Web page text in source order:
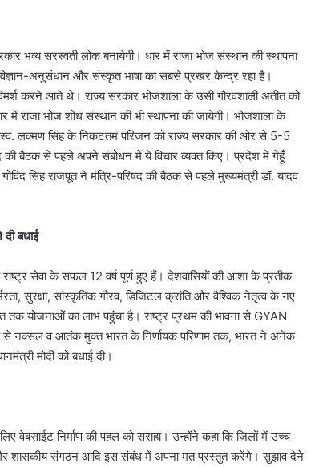
भव्य सरस्वती लोक बनायेगी। धार में राजा भोज संस्थान की स्थापना
विज्ञान-अनुसंधान और संस्कृत भाषा का सबसे प्रखर केन्द्र रहा है।
करने आते थे। राज्य सरकार भोजशाला के उसी गौरवशाली अतीत को
में राजा भोज शोध संस्थान की भी स्थापना की जायेगी। भोजशाला के
स्व. लक्मण सिंह के निकटतम परिजन को राज्य सरकार की ओर से 5-5
की बैठक से पहले अपने संबोधन में ये विचार व्यक्त किए। प्रदेश में गेंहूँ
सिंह राजपूत ने मंत्रि-परिषद की बैठक से पहले मुख्यमंत्री डॉ. यादव
बधाई
सेवा के सफल 12 वर्ष पूर्ण हुए हैं। देशवासियों की आशा के प्रतीक
सुरक्षा, सांस्कृतिक गौरव, डिजिटल क्रांति और वैश्विक नेतृत्व के नए
तक योजनाओं का लाभ पहुंचा है। राष्ट्र प्रथम की भावना से GYAN
से नक्सल व आतंक मुक्त भारत के निर्णायक परिणाम तक, भारत ने अनेक
मोदी को बधाई दी।
वेबसाईट निर्माण की पहल को सराहा। उन्होंने कहा कि जिलों में उच्च
गैर शासकीय संगठन आदि इस संबंध में अपना मत प्रस्तुत करेंगे। सुझाव देने
दिल्ली
में